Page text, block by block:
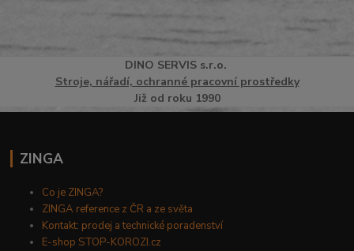
DINO SERVISs.r.o.
Stroje, nářadí, ochranné pracovní prostředky
Již od roku 1990
ZINGA
Co je ZINGA?
ZINGA reference z ČR a ze světa
Kontakt: prodej a technické poradenství
E-shop STOP-KOROZI.cz